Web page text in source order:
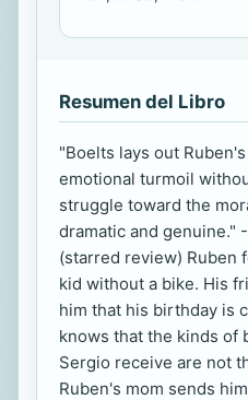
Resumen del Libro
"Boelts lays out
emotional turmoil
struggle toward the
dramatic and genuine."
(starred review) Ruben
kid without a bike. His
him that his birthday is
knows that the kinds of
Sergio receive are not
Ruben's mom sends